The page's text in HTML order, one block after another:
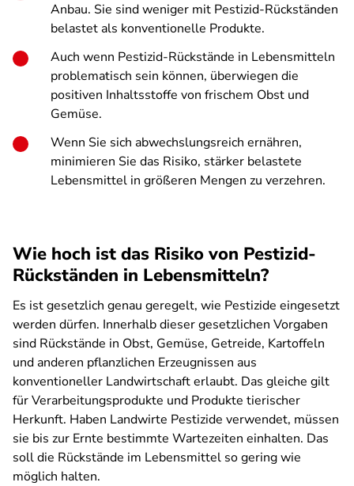
Anbau. Sie sind weniger mit Pestizid-Rückständen
belastet als konventionelle Produkte.
Auch wenn Pestizid-Rückstände in Lebensmitteln
problematisch sein können, überwiegen die
positiven Inhaltsstoffe von frischem Obst und
Gemüse.
Wenn Sie sich abwechslungsreich ernähren,
minimieren Sie das Risiko, stärker belastete
Lebensmittel in größeren Mengen zu verzehren.
Wie hoch ist das Risiko von Pestizid-
Rückständen in Lebensmitteln?
Es ist gesetzlich genau geregelt, wie Pestizide eingesetzt
werden dürfen. Innerhalb dieser gesetzlichen Vorgaben
sind Rückstände in Obst, Gemüse, Getreide, Kartoffeln
und anderen pflanzlichen Erzeugnissen aus
konventioneller Landwirtschaft erlaubt. Das gleiche gilt
für Verarbeitungsprodukte und Produkte tierischer
Herkunft. Haben Landwirte Pestizide verwendet, müssen
sie bis zur Ernte bestimmte Wartezeiten einhalten. Das
soll die Rückstände im Lebensmittel so gering wie
möglich halten.